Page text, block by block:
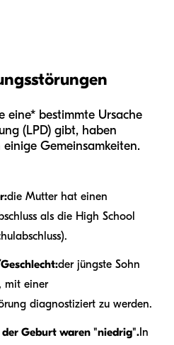
eine* bestimmte Ursache
(LPD) gibt, haben
Gemeinsamkeiten.
die Mutter hat einen
als die High School
der jüngste Sohn
mit einer
diagnostiziert zu werden.
der Geburt waren "niedrig". In